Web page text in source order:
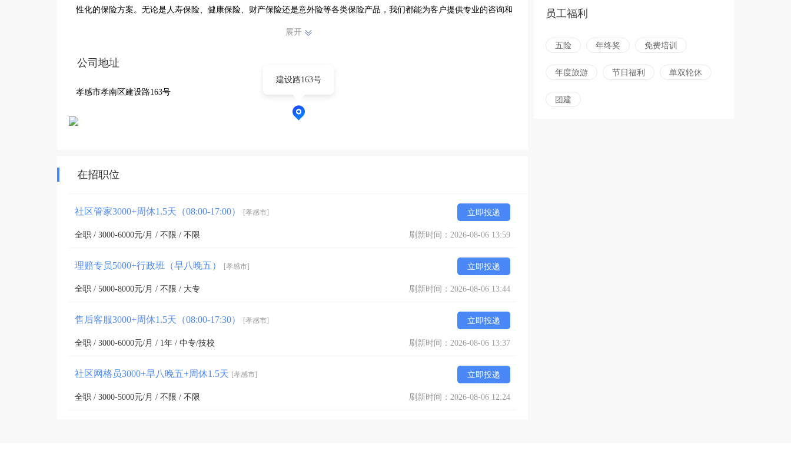
性化的保险方案。无论是人寿保险、健康保险、财产保险还是意外险等各类保险产品，我们都能为客户提供专业的咨询和
在服务方面，我们始终坚持以客户为中心，秉承“诚信、专业、创新、共赢”的经营理念，为客户提供优质、高效、贴心的
服务。我们注重客户体验，不断优化服务流程，提高服务质量，致力于为客户打造便捷、舒适的保险服务环境。
展开
公司地址
孝感市孝南区建设路163号
建设路163号
在招职位
社区管家3000+周休1.5天（08:00-17:00） [孝感市] 立即投递
全职 / 3000-6000元/月 / 不限 / 不限 刷新时间：2026-08-06 13:59
理赔专员5000+行政班（早八晚五） [孝感市] 立即投递
全职 / 5000-8000元/月 / 不限 / 大专 刷新时间：2026-08-06 13:44
售后客服3000+周休1.5天（08:00-17:30） [孝感市] 立即投递
全职 / 3000-6000元/月 / 1年 / 中专/技校 刷新时间：2026-08-06 13:37
社区网格员3000+早八晚五+周休1.5天 [孝感市] 立即投递
全职 / 3000-5000元/月 / 不限 / 不限 刷新时间：2026-08-06 12:24
员工福利
五险 年终奖 免费培训
年度旅游 节日福利 单双轮休
团建